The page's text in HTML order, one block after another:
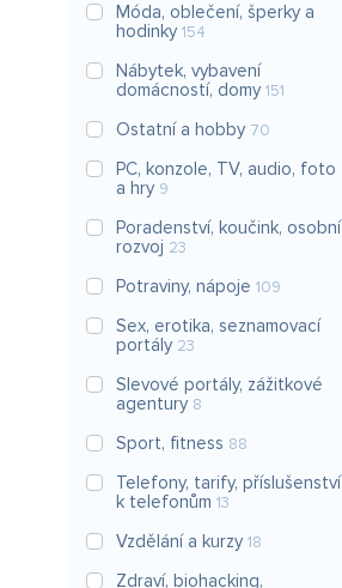
Móda, oblečení, šperky a
hodinky 154
Nábytek, vybavení
domácností, domy 151
Ostatní a hobby 70
PC, konzole, TV, audio, foto
a hry 9
Poradenství, koučink, osobní
rozvoj 23
Potraviny, nápoje 109
Sex, erotika, seznamovací
portály 23
Slevové portály, zážitkové
agentury 8
Sport, fitness 88
Telefony, tarify, příslušenství
k telefonům 13
Vzdělání a kurzy 18
Zdraví, biohacking,